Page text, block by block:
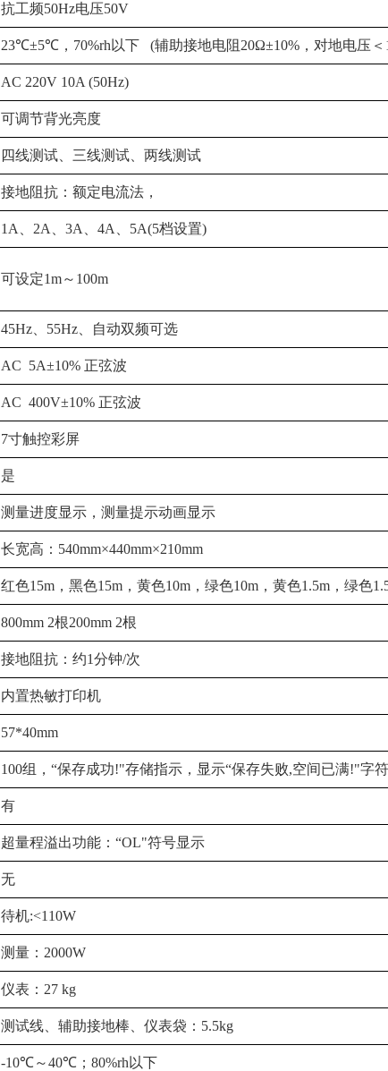
抗工频50Hz电压50V
23℃±5℃，70%rh以下 (辅助接地电阻20Ω±10%，对地电压＜
AC 220V 10A (50Hz)
可调节背光亮度
四线测试、三线测试、两线测试
接地阻抗：额定电流法，
1A、2A、3A、4A、5A(5档设置)
可设定1m～100m
45Hz、55Hz、自动双频可选
AC 5A±10% 正弦波
AC 400V±10% 正弦波
7寸触控彩屏
是
测量进度显示，测量提示动画显示
长宽高：540mm×440mm×210mm
红色15m，黑色15m，黄色10m，绿色10m，黄色1.5m，绿色
800mm 2根200mm 2根
接地阻抗：约1分钟/次
内置热敏打印机
57*40mm
100组，“保存成功!"存储指示，显示“保存失败,空间已满!"字
有
超量程溢出功能：“OL"符号显示
无
待机:<110W
测量：2000W
仪表：27 kg
测试线、辅助接地棒、仪表袋：5.5kg
-10℃～40℃；80%rh以下